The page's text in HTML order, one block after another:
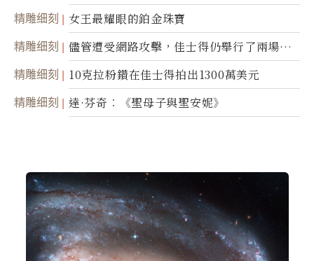
精雕细刻 女王最耀眼的鉑金珠寶
精雕细刻
儘管遭受網路攻擊，佳士得仍舉行了兩場拍
賣
精雕细刻 10克拉粉鑽在佳士得拍出1300萬美元
精雕细刻 達·芬奇︰《聖母子與聖安妮》